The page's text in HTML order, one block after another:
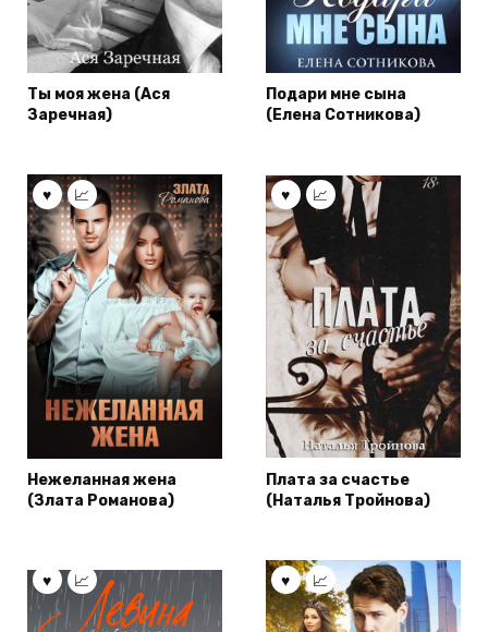
Ты моя жена (Ася
Заречная)
Подари мне сына
(Елена Сотникова)
Нежеланная жена
(Злата Романова)
Плата за счастье
(Наталья Тройнова)